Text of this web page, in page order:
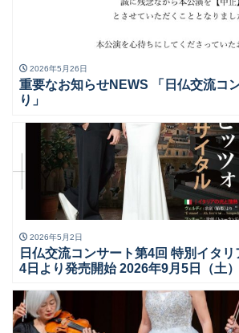
2026年5月26日
重要なお知らせNEWS 「日仏交流コ
り」
2026年5月2日
日仏交流コンサート第4回 特別イタリア編 チケッ
4日より発売開始 2026年9月5日（土）